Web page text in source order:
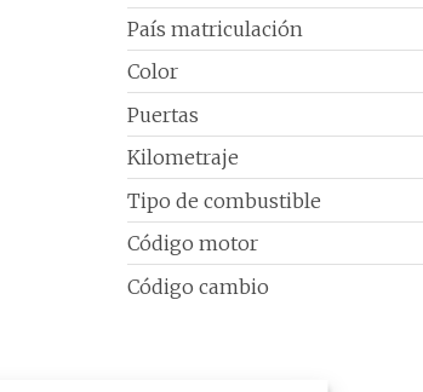
País matriculación
Color
Puertas
Kilometraje
Tipo de combustible
Código motor
Código cambio